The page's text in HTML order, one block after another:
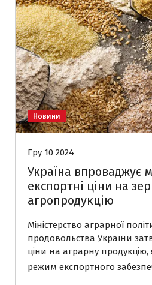
Новини
Гру 10 2024
Україна впроваджує
експортні ціни на
агропродукцію
Міністерство аграрної
продовольства України
ціни на аграрну продукцію,
режим експортного